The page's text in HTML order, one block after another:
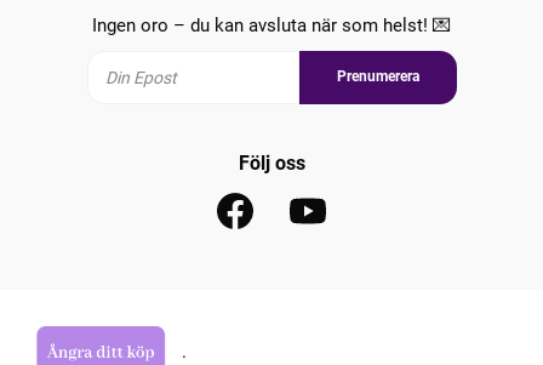
Ingen oro – du kan avsluta när som helst! 💌
Prenumerera
Följ oss
.